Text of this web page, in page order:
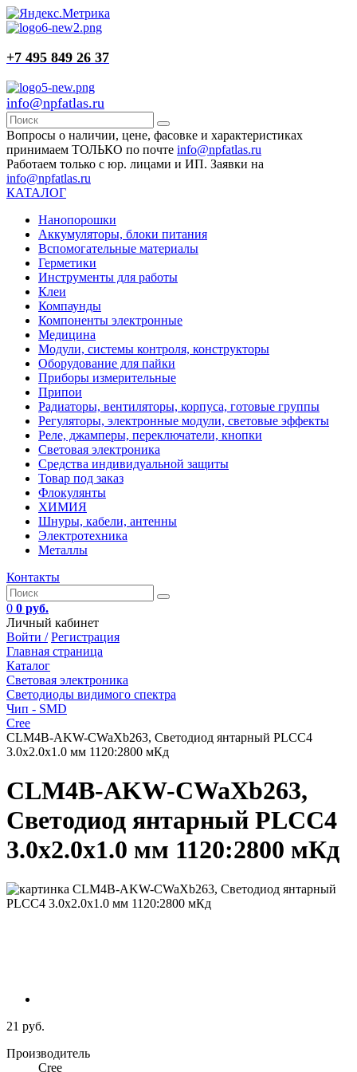
+7 495 849 26 37
info@npfatlas.ru
Вопросы о наличии, цене, фасовке и характеристиках
принимаем ТОЛЬКО по почте info@npfatlas.ru
Работаем только с юр. лицами и ИП. Заявки на
info@npfatlas.ru
КАТАЛОГ
Нанопорошки
Аккумуляторы, блоки питания
Вспомогательные материалы
Герметики
Инструменты для работы
Клеи
Компаунды
Компоненты электронные
Медицина
Модули, системы контроля, конструкторы
Оборудование для пайки
Приборы измерительные
Припои
Радиаторы, вентиляторы, корпуса, готовые группы
Регуляторы, электронные модули, световые эффекты
Реле, джамперы, переключатели, кнопки
Световая электроника
Средства индивидуальной защиты
Товар под заказ
Флокулянты
ХИМИЯ
Шнуры, кабели, антенны
Электротехника
Металлы
Контакты
0 0 руб.
Личный кабинет
Войти / Регистрация
Главная страница
Каталог
Световая электроника
Светодиоды видимого спектра
Чип - SMD
Cree
CLM4B-AKW-CWaXb263, Светодиод янтарный PLCC4
3.0x2.0x1.0 мм 1120:2800 мКд
CLM4B-AKW-CWaXb263,
Светодиод янтарный PLCC4
3.0x2.0x1.0 мм 1120:2800 мКд
21 руб.
Производитель
Cree